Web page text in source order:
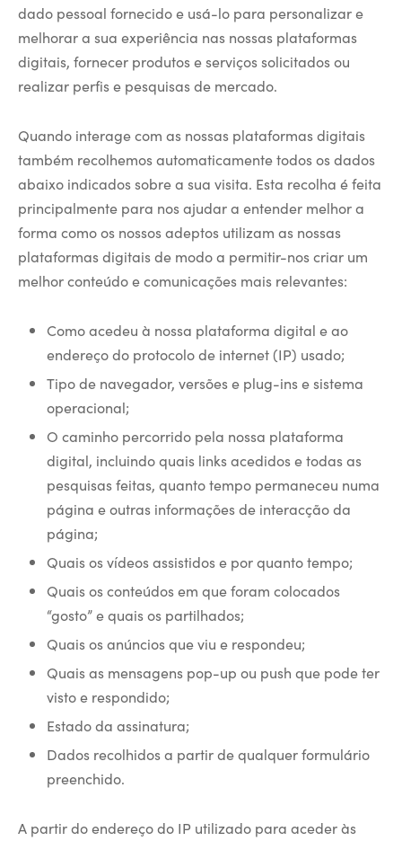
dado pessoal fornecido e usá-lo para personalizar e
melhorar a sua experiência nas nossas plataformas
digitais, fornecer produtos e serviços solicitados ou
realizar perfis e pesquisas de mercado.
Quando interage com as nossas plataformas digitais
também recolhemos automaticamente todos os dados
abaixo indicados sobre a sua visita. Esta recolha é feita
principalmente para nos ajudar a entender melhor a
forma como os nossos adeptos utilizam as nossas
plataformas digitais de modo a permitir-nos criar um
melhor conteúdo e comunicações mais relevantes:
Como acedeu à nossa plataforma digital e ao
endereço do protocolo de internet (IP) usado;
Tipo de navegador, versões e plug-ins e sistema
operacional;
O caminho percorrido pela nossa plataforma
digital, incluindo quais links acedidos e todas as
pesquisas feitas, quanto tempo permaneceu numa
página e outras informações de interacção da
página;
Quais os vídeos assistidos e por quanto tempo;
Quais os conteúdos em que foram colocados
“gosto” e quais os partilhados;
Quais os anúncios que viu e respondeu;
Quais as mensagens pop-up ou push que pode ter
visto e respondido;
Estado da assinatura;
Dados recolhidos a partir de qualquer formulário
preenchido.
A partir do endereço do IP utilizado para aceder às